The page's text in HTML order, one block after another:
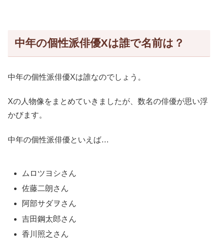
中年の個性派俳優Xは誰で名前は？
中年の個性派俳優Xは誰なのでしょう。
Xの人物像をまとめていきましたが、数名の俳優が思い浮
かびます。
中年の個性派俳優といえば…
ムロツヨシさん
佐藤二朗さん
阿部サダヲさん
吉田鋼太郎さん
香川照之さん